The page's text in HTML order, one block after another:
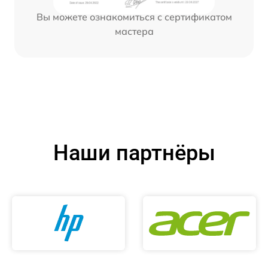
Вы можете ознакомиться с сертификатом
мастера
Наши партнёры